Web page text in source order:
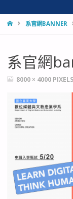
HOME系官網BANNER
系官網
FULL8000 × 4000 PIXELS